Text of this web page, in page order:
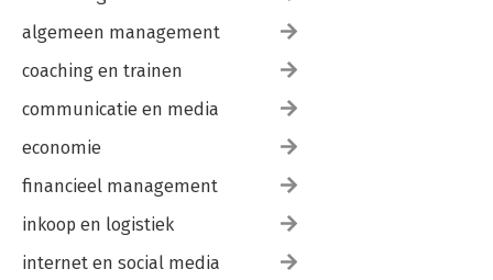
algemeen management
coaching en trainen
communicatie en media
economie
financieel management
inkoop en logistiek
internet en social media